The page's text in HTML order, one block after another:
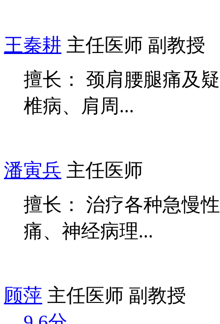
王秦耕 主任医师 副教授
擅长： 颈肩腰腿痛及
椎病、肩周...
潘寅兵 主任医师
擅长： 治疗各种急慢
痛、神经病理...
顾萍 主任医师 副教授